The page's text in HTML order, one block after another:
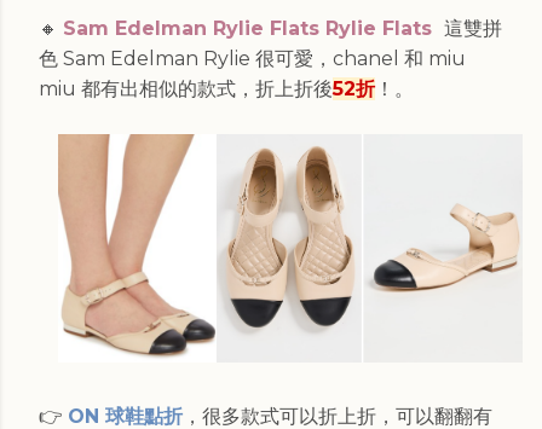
🔸 Sam Edelman Rylie Flats Rylie Flats 這雙拼
色 Sam Edelman Rylie 很可愛，chanel 和 miu
miu 都有出相似的款式，折上折後52折！ 。
👉 ON 球鞋點折 ，很多款式可以折上折，可以翻翻有